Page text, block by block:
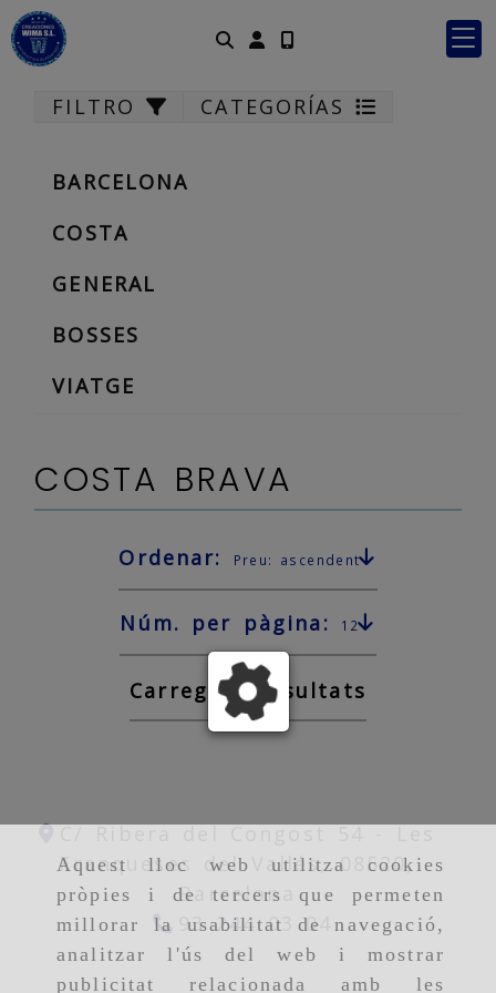
Aquest lloc web utilitza cookies
pròpies i de tercers que permeten
millorar la usabilitat de navegació,
analitzar l'ús del web i mostrar
publicitat relacionada amb les
Identifícat
FILTRO CATEGORÍAS
BARCELONA
COSTA
GENERAL
BOSSES
VIATGE
COSTA BRAVA
Ordenar: Preu: ascendent
Núm. per pàgina: 12
Carregant resultats
C/ Ribera del Congost 54 -Les
Franqueses del Vallés,08520,
Barcelona
93 244 03 04